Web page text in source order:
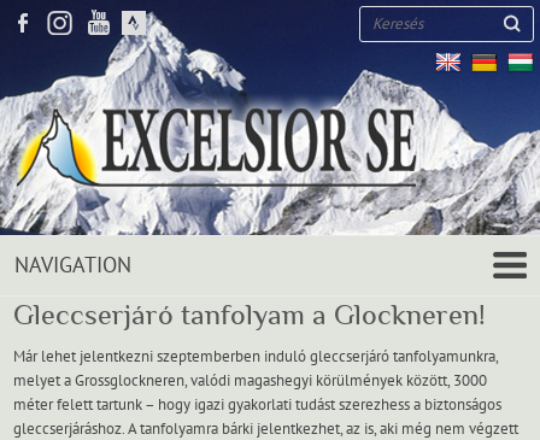
Keresés
Gleccserjáró tanfolyam a Glockneren!
Már lehet jelentkezni szeptemberben induló gleccserjáró tanfolyamunkra,
melyet a Grossglockneren, valódi magashegyi körülmények között, 3000
méter felett tartunk – hogy igazi gyakorlati tudást szerezhess a biztonságos
gleccserjáráshoz. A tanfolyamra bárki jelentkezhet, az is, aki még nem végzett